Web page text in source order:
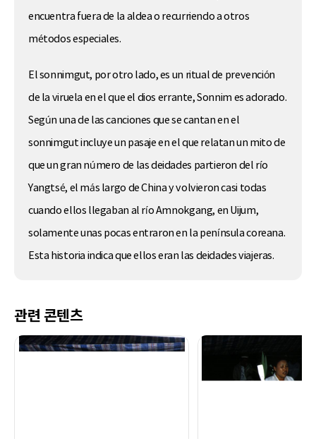
encuentra fuera de la aldea o recurriendo a otros
métodos especiales.
El sonnimgut, por otro lado, es un ritual de prevención
de la viruela en el que el dios errante, Sonnim es adorado.
Según una de las canciones que se cantan en el
sonnimgut incluye un pasaje en el que relatan un mito de
que un gran número de las deidades partieron del río
Yangtsé, el más largo de China y volvieron casi todas
cuando ellos llegaban al río Amnokgang, en Uijum,
solamente unas pocas entraron en la península coreana.
Esta historia indica que ellos eran las deidades viajeras.
관련 콘텐츠